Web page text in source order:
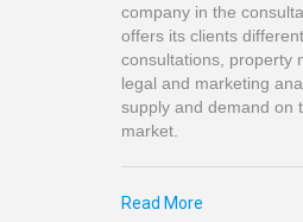
company in the
offers its clients
consultations, property
legal and marketing
supply and demand on
market.
Read More